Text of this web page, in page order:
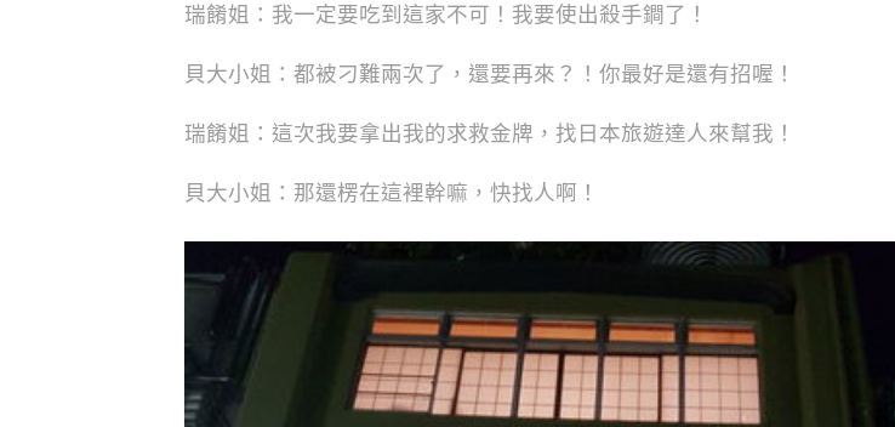
瑞餚姐：我一定要吃到這家不可！我要使出殺手鐧了！
貝大小姐：都被刁難兩次了，還要再來？！你最好是還有招喔！
瑞餚姐：這次我要拿出我的求救金牌，找日本旅遊達人來幫我！
貝大小姐：那還楞在這裡幹嘛，快找人啊！